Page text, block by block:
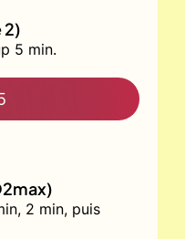
2)
5 min.
2 min, puis